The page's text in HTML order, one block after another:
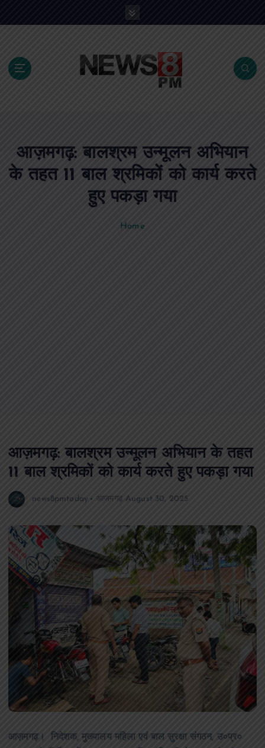
आज़मगढ़: बालश्रम उन्मूलन अभियान
के तहत 11 बाल श्रमिकों को कार्य करते
हुए पकड़ा गया
Home
आज़मगढ़: बालश्रम उन्मूलन अभियान के तहत
11 बाल श्रमिकों को कार्य करते हुए पकड़ा गया
news8pmtoday आजमगढ़ August 30, 2025
आज़मगढ़। निदेशक, मुख्यालय महिला एवं बाल सुरक्षा संगठन, उ०प्र०